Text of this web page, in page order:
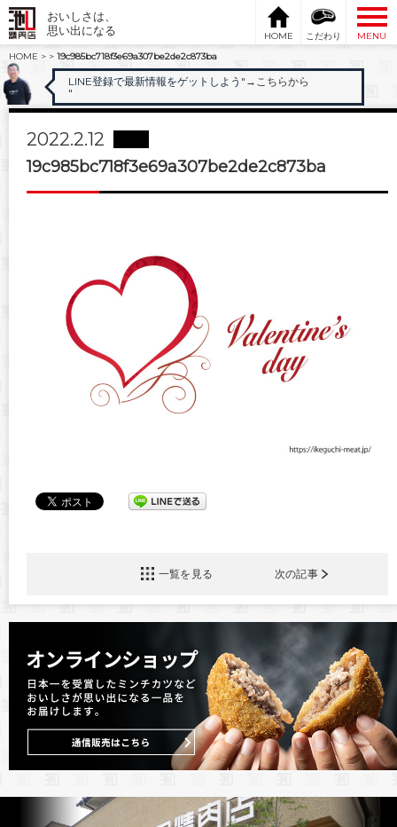
おいしさは、
思い出になる
HOME こだわり
MENU
HOME > > 19c985bc718f3e69a307be2de2c873ba
LINE登録で最新情報をゲットしよう" →こちらから
"
2022.2.12
19c985bc718f3e69a307be2de2c873ba
一覧を見る 次の記事